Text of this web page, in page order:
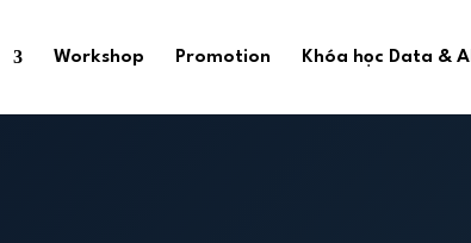
Workshop Promotion Khóa học Data & AI